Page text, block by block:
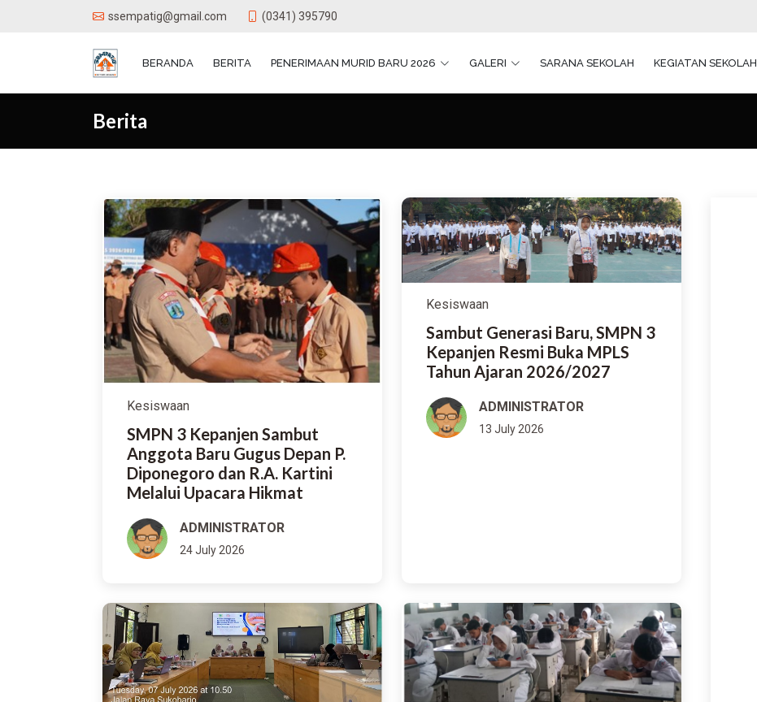
ssempatig@gmail.com (0341) 395790
BERANDA BERITA PENERIMAAN MURID BARU 2026 GALERI SARANA SEKOLAH KEGIATAN SEKOLAH
Berita
Kesiswaan
SMPN 3 Kepanjen Sambut
Anggota Baru Gugus Depan P.
Diponegoro dan R.A. Kartini
Melalui Upacara Hikmat
ADMINISTRATOR
24 July 2026
Kesiswaan
Sambut Generasi Baru, SMPN 3
Kepanjen Resmi Buka MPLS
Tahun Ajaran 2026/2027
ADMINISTRATOR
13 July 2026